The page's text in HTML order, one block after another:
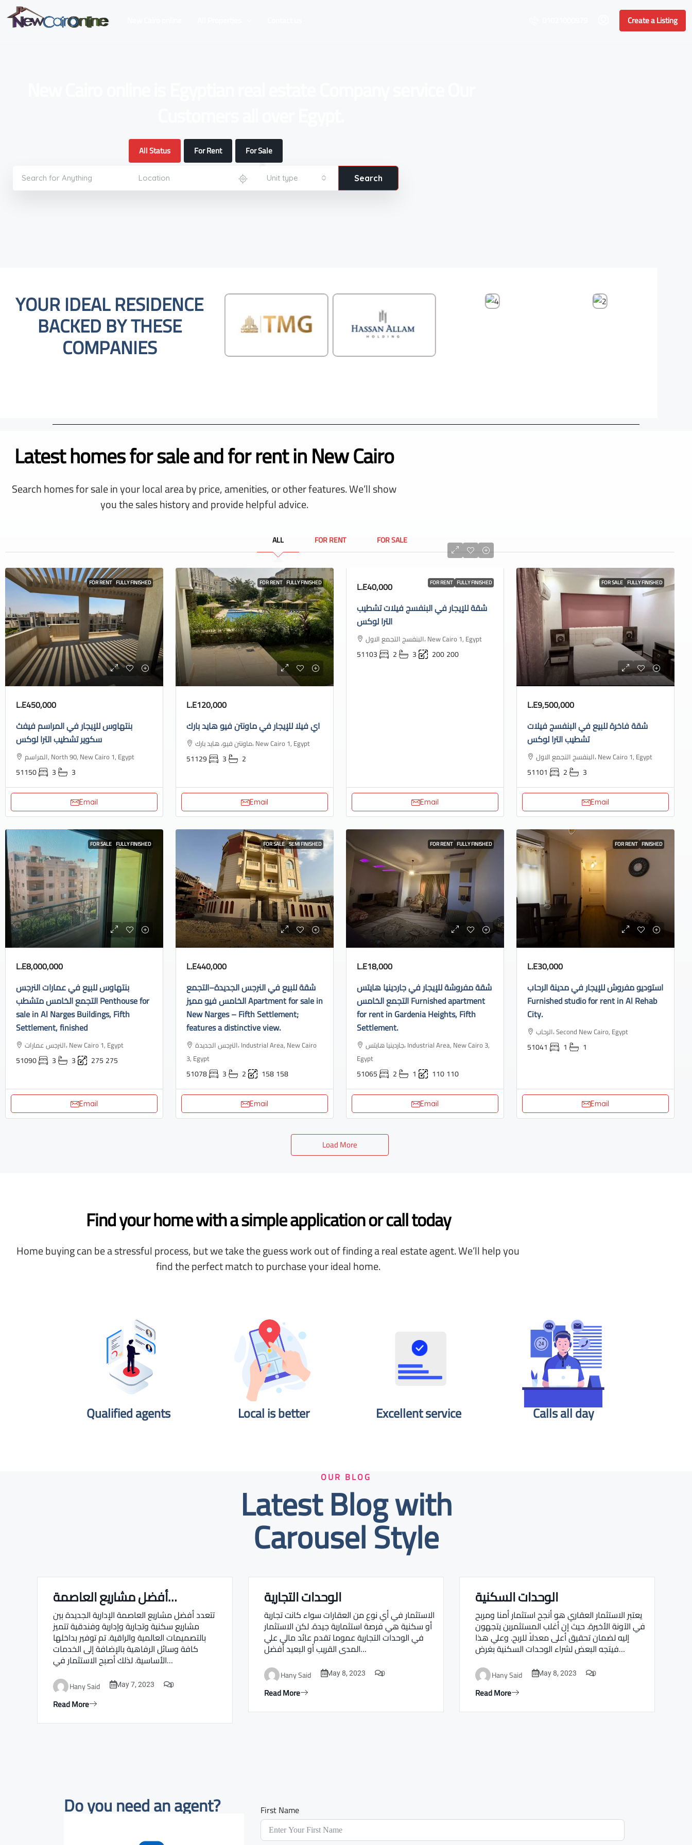
Create a Listing
All Status For Rent For Sale
Unit type Search
YOUR IDEAL RESIDENCE
BACKED BY THESE
COMPANIES
Latest homes for sale and for rent in New Cairo
Search homes for sale in your local area by price, amenities, or other features. We’ll show
you the sales history and provide helpful advice.
ALL FOR RENT FOR SALE
FOR RENT FULLY FINISHED
L.E450,000
بنتهاوس للإيجار في المراسم فيفث
سكوير تشطيب الترا لوكس
المراسم, North 90, New Cairo 1, Egypt
51150 3 3
Email
FOR RENT FULLY FINISHED
L.E120,000
اي فيلا للإيجار في ماونتن فيو هايد بارك
ماونتن فيو، هايد بارك، New Cairo 1, Egypt
51129 3 2
Email
FOR RENT FULLY FINISHED
L.E40,000
شقة للإيجار في البنفسج فيلات تشطيب
الترا لوكس
البنفسج التجمع الاول، New Cairo 1, Egypt
51103 2 3 200200
Email
FOR SALE FULLY FINISHED
L.E9,500,000
شقة فاخرة للبيع في البنفسج فيلات
تشطيب الترا لوكس
البنفسج التجمع الاول، New Cairo 1, Egypt
51101 2 3
Email
FOR SALE FULLY FINISHED
L.E8,000,000
بنتهاوس للبيع في عمارات النرجس
التجمع الخامس متشطب Penthouse for
sale in Al Narges Buildings, Fifth
Settlement, finished
النرجس عمارات، New Cairo 1, Egypt
51090 3 3 275 275
Email
FOR SALE SEMI FINISHED
L.E440,000
شقة للبيع في النرجس الجديدة–التجمع
الخامس فيو مميز Apartment for sale in
New Narges – Fifth Settlement;
features a distinctive view.
النرجس الجديدة، Industrial Area, New Cairo
3, Egypt
51078 3 2 158158
Email
FOR RENT FULLY FINISHED
L.E18,000
شقة مفروشة للإيجار في جاردينيا هايتس
التجمع الخامس Furnished apartment
for rent in Gardenia Heights, Fifth
Settlement.
جاردينيا هايتس، Industrial Area, New Cairo 3,
Egypt
51065 2 1 110110
Email
FOR RENT FINISHED
L.E30,000
استوديو مفروش للإيجار في مدينة الرحاب
Furnished studio for rent in Al Rehab
City.
الرحاب، Second New Cairo, Egypt
51041 1 1
Email
Load More
Find your home with a simple application or call today
Home buying can be a stressful process, but we take the guess work out of finding a real estate agent. We’ll help you
find the perfect match to purchase your ideal home.
Qualified agents​ Local is better​ Excellent service Calls all day
OUR BLOG
Latest Blog with
Carousel Style
Real estate Estate ville أفضل مشاريع العاصمة…
تتعدد أفضل مشاريع العاصمة الإدارية الجديدة بين
مشاريع سكنية وتجارية وإدارية وفندقية تتميز
بالتصميمات العالمية والراقية. تم توفير بداخلها
كافة وسائل الرفاهية بالإضافة إلى الخدمات
الأساسية. لذلك أصبح الاستثمار في…
Hany Said May 7, 2023 0
Read More
Real estate Estate ville
الوحدات التجارية
الاستثمار في أي نوع من العقارات سواء كانت تجارية
أو سكنية هي فرصة استثمارية جيدة. لكن الاستثمار
في الوحدات التجارية عموما تقدم عائد مالي علي
المدى القريب أو البعيد أفضل…
Hany Said May 8, 2023 0
Read More
Real estate Estate ville
الوحدات السكنية
يعتبر الاستثمار العقاري هو أنجح استثمار أمنا ومربح
في الآونة الأخيرة. حيث إن أغلب المستثمرين يتجهون
إليه لضمان تحقيق أعلى معدلاً للربح. وعلي هذا
فيتجه البعض لشراء الوحدات السكنية بغرض…
Hany Said May 8, 2023 0
Read More
Do you need an agent?​ First Name